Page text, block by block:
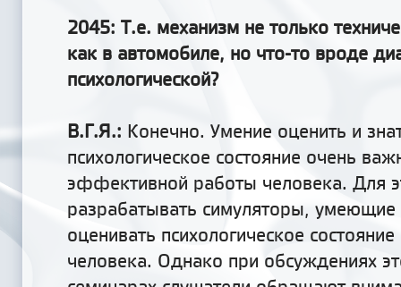
2045: Т.е. механизм не только
как в автомобиле, но что-то вроде
психологической?
В.Г.Я.: Конечно. Умение оценить и
психологическое состояние очень
эффективной работы человека. Для
разрабатывать симуляторы, умеющие
оценивать психологическое
человека. Однако при обсуждениях